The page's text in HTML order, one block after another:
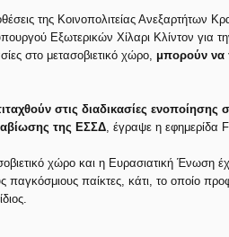
της Κοινοπολιτείας Ανεξαρτήτων
Εξωτερικών Χίλαρι Κλίντον για
στο μετασοβιετικό χώρο, μπορούν να
στις διαδικασίες ενοποίησης
της ΕΣΣΔ, έγραψε η εφημερίδα
χώρο και η Ευρασιατική Ένωση
παγκόσμιους παίκτες, κάτι, το οποίο